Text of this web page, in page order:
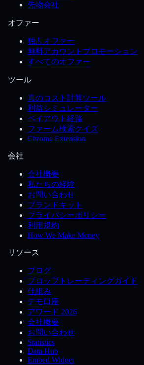
先物会社
オファー
独占オファー
無料アカウントプロモーション
すべてのオファー
ツール
真のコスト計算ツール
利益シミュレーター
ペイアウト経路
ファーム検索クイズ
Chrome Extension
会社
会社概要
私たちの経験
お問い合わせ
ブランドキット
プライバシーポリシー
利用規約
How We Make Money
リソース
ブログ
プロップトレーディングガイド
仕組み
デモ口座
アワード 2026
会社概要
お問い合わせ
Statistics
Data Hub
Embed Widget